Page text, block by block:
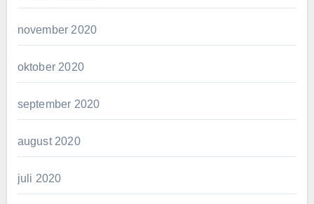
november 2020
oktober 2020
september 2020
august 2020
juli 2020